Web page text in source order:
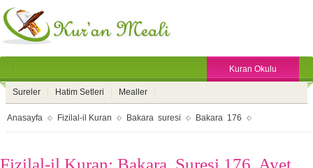
Kuran Okulu
Sureler Hatim Setleri Mealler
Anasayfa Fizilal-il Kuran Bakara suresi Bakara 176
Fizilal-il Kuran: Bakara Suresi 176. Ayet